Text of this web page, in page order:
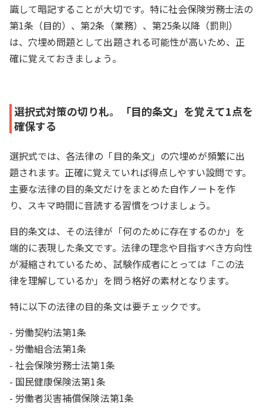
識して暗記することが大切です。特に社会保険労務士法の
第1条（目的）、第2条（業務）、第25条以降（罰則）
は、穴埋め問題として出題される可能性が高いため、正
確に覚えておきましょう。
選択式対策の切り札。「目的条文」を覚えて1点を
確保する
選択式では、各法律の「目的条文」の穴埋めが頻繁に出
題されます。正確に覚えていれば得点しやすい設問です。
主要な法律の目的条文だけをまとめた自作ノートを作
り、スキマ時間に音読する習慣をつけましょう。
目的条文は、その法律が「何のために存在するのか」を
端的に表現した条文です。法律の理念や目指すべき方向性
が凝縮されているため、試験作成者にとっては「この法
律を理解しているか」を問う格好の素材となります。
特に以下の法律の目的条文は要チェックです。
- 労働契約法第1条
- 労働組合法第1条
- 社会保険労務士法第1条
- 国民健康保険法第1条
- 労働者災害補償保険法第1条